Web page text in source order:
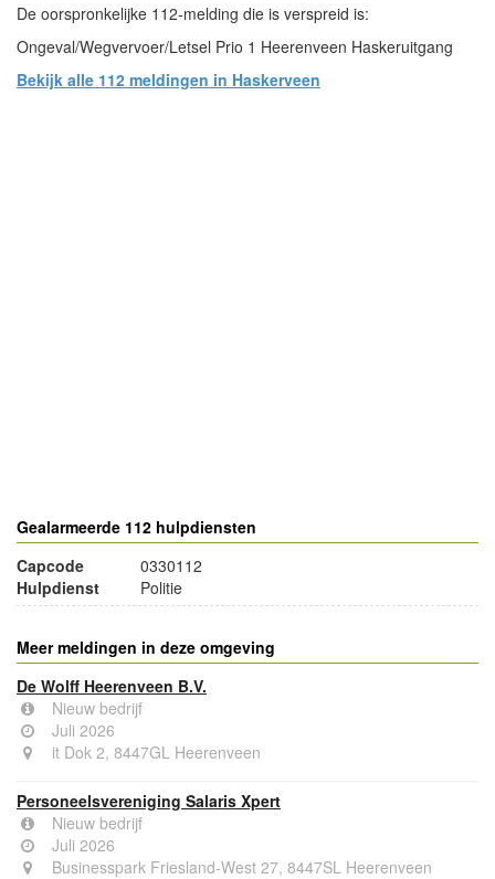
De oorspronkelijke 112-melding die is verspreid is:
Ongeval/Wegvervoer/Letsel Prio 1 Heerenveen Haskeruitgang
Bekijk alle 112 meldingen in Haskerveen
Gealarmeerde 112 hulpdiensten
Capcode
0330112
Hulpdienst
Politie
Meer meldingen in deze omgeving
De Wolff Heerenveen B.V.
Nieuw bedrijf
Juli 2026
it Dok 2, 8447GL Heerenveen
Personeelsvereniging Salaris Xpert
Nieuw bedrijf
Juli 2026
Businesspark Friesland-West 27, 8447SL Heerenveen